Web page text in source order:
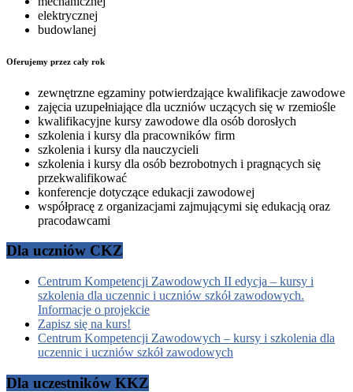
elektrycznej
budowlanej
Oferujemy przez cały rok
zewnętrzne egzaminy potwierdzające kwalifikacje zawodowe
zajęcia uzupełniające dla uczniów uczących się w rzemiośle
kwalifikacyjne kursy zawodowe dla osób dorosłych
szkolenia i kursy dla pracowników firm
szkolenia i kursy dla nauczycieli
szkolenia i kursy dla osób bezrobotnych i pragnących się
przekwalifikować
konferencje dotyczące edukacji zawodowej
współpracę z organizacjami zajmującymi się edukacją oraz
pracodawcami
Dla uczniów CKZ
Centrum Kompetencji Zawodowych II edycja – kursy i
szkolenia dla uczennic i uczniów szkół zawodowych.
Informacje o projekcie
Zapisz się na kurs!
Centrum Kompetencji Zawodowych – kursy i szkolenia dla
uczennic i uczniów szkół zawodowych
Dla uczestników KKZ